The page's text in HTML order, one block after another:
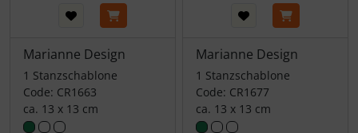
Marianne Design
1 Stanzschablone
Code: CR1663
ca. 13 x 13 cm
Marianne Design
1 Stanzschablone
Code: CR1677
ca. 13 x 13 cm